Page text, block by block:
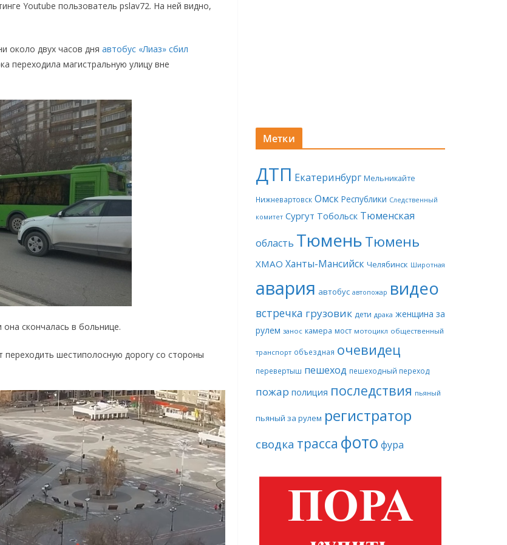
Youtube пользователь pslav72. На ней видно,
около двух часов дня автобус «Лиаз» сбил
переходила магистральную улицу вне
скончалась в больнице.
переходить шестиполосную дорогу со стороны
Метки
ДТП Екатеринбург Мельникайте
Нижневартовск Омск Республики Следственный
комитет Сургут Тобольск Тюменская
область ТюменьТюмень
ХМАО Ханты-Мансийск Челябинск Широтная
авария автобус автопожар видео
встречка грузовик дети драка женщина за
рулем занос камера мост мотоцикл общественный
транспорт объездная очевидец
перевертыш пешеход пешеходный переход
пожар полиция последствия пьяный
пьяный за рулем регистратор
сводка трасса фото фура